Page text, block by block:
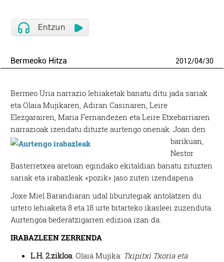
Bermeoko Hitza 2012/04/30
Bermeo Uria narrazio lehiaketak banatu ditu jada sariak
eta Olaia Mujikaren, Adiran Casinaren, Leire
Elezgarairen, Maria Fernandezen eta Leire Etxebarriaren
narrazioak izendatu dituzte aurtengo onenak.Joan den
barikuan,
Nestor
Basterretxea aretoan egindako ekitaldian banatu zituzten
sariak eta irabazleak «pozik» jaso zuten izendapena.
Joxe Miel Barandiaran udal liburutegiak antolatzen du
urtero lehiaketa 8 eta 18 urte bitarteko ikasleei zuzenduta.
Aurtengoa bederatzigarren edizioa izan da.
IRABAZLEEN ZERRENDA
L.H. 2.zikloa. Olaia Mujika: Txipitxi Txoria eta